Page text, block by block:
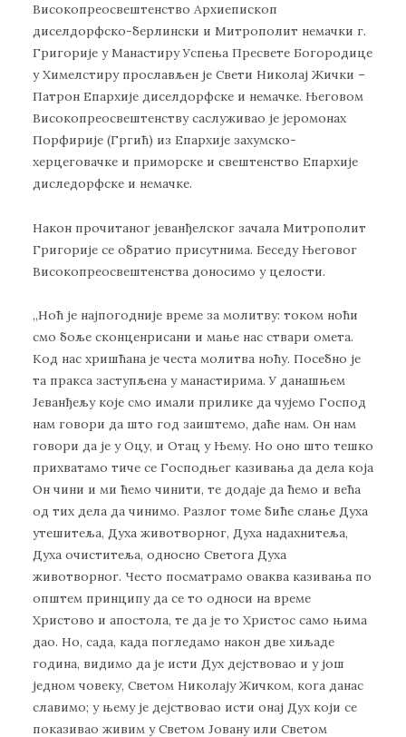
Високопреосвештенство Архиепископ
диселдорфско-берлински и Митрополит немачки г.
Григорије у Манастиру Успења Пресвете Богородице
у Химелстиру прослављен је Свети Николај Жички –
Патрон Епархије диселдорфске и немачке. Његовом
Високопреосвештенству саслуживао је јеромонах
Порфирије (Гргић) из Епархије захумско-
херцеговачке и приморске и свештенство Епархије
диследорфске и немачке.
Након прочитаног јеванђелског зачала Митрополит
Григорије се обратио присутнима. Беседу Његовог
Високопреосвештенства доносимо у целости.
„Ноћ је најпогодније време за молитву: током ноћи
смо боље сконценрисани и мање нас ствари омета.
Код нас хришћана је честа молитва ноћу. Посебно је
та пракса заступљена у манастирима. У данашњем
Јеванђељу које смо имали прилике да чујемо Господ
нам говори да што год заиштемо, даће нам. Он нам
говори да је у Оцу, и Отац у Њему. Но оно што тешко
прихватамо тиче се Господњег казивања да дела која
Он чини и ми ћемо чинити, те додаје да ћемо и већа
од тих дела да чинимо. Разлог томе биће слање Духа
утешитеља, Духа животворног, Духа надахнитеља,
Духа очиститеља, односно Светога Духа
животворног. Често посматрамо оваква казивања по
општем принципу да се то односи на време
Христово и апостола, те да је то Христос само њима
дао. Но, сада, када погледамо након две хиљаде
година, видимо да је исти Дух дејствовао и у још
једном човеку, Светом Николају Жичком, кога данас
славимо; у њему је дејствовао исти онај Дух који се
показивао живим у Светом Јовану или Светом